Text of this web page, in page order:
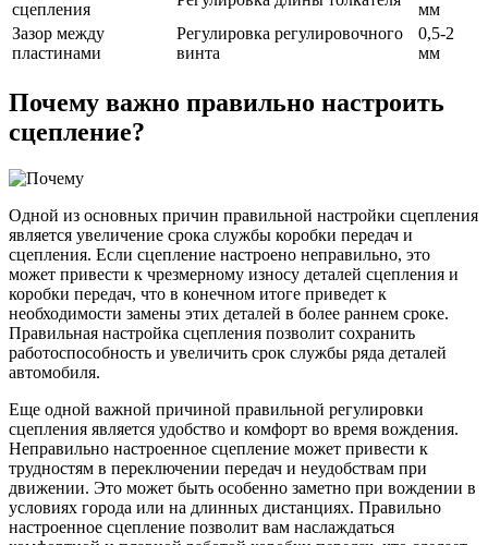
сцепления
мм
Зазор между
пластинами
Регулировка регулировочного
винта
0,5-2
мм
Почему важно правильно настроить
сцепление?
Одной из основных причин правильной настройки сцепления
является увеличение срока службы коробки передач и
сцепления. Если сцепление настроено неправильно, это
может привести к чрезмерному износу деталей сцепления и
коробки передач, что в конечном итоге приведет к
необходимости замены этих деталей в более раннем сроке.
Правильная настройка сцепления позволит сохранить
работоспособность и увеличить срок службы ряда деталей
автомобиля.
Еще одной важной причиной правильной регулировки
сцепления является удобство и комфорт во время вождения.
Неправильно настроенное сцепление может привести к
трудностям в переключении передач и неудобствам при
движении. Это может быть особенно заметно при вождении в
условиях города или на длинных дистанциях. Правильно
настроенное сцепление позволит вам наслаждаться